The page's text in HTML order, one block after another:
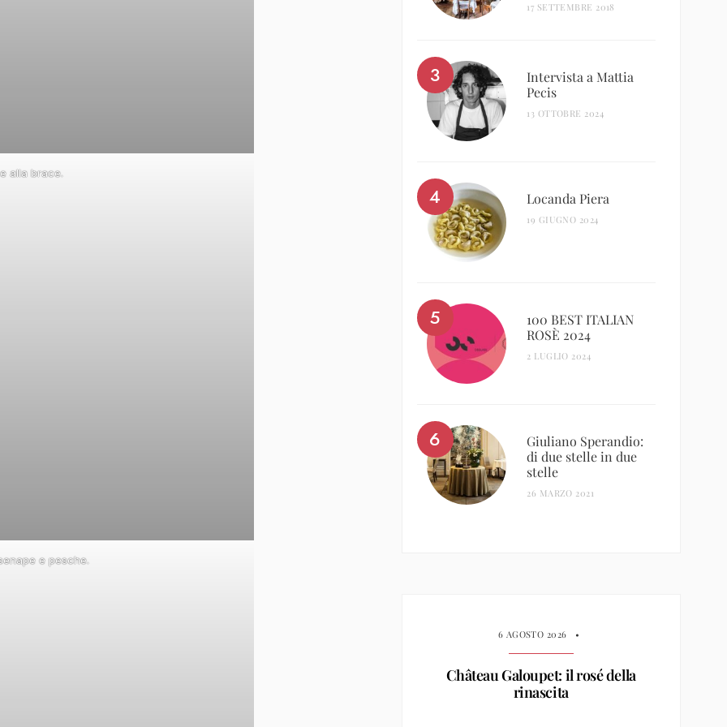
alla brace.
e pesche.
17 SETTEMBRE 2018
Intervista a Mattia
Pecis
13 OTTOBRE 2024
Locanda Piera
19 GIUGNO 2024
100 BEST ITALIAN
ROSÈ 2024
2 LUGLIO 2024
Giuliano Sperandio:
di due stelle in due
stelle
26 MARZO 2021
6 AGOSTO 2026 •
Château Galoupet: il rosé della
rinascita